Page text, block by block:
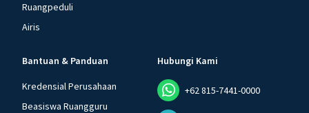
Ruangpeduli
Airis
Bantuan & Panduan
Kredensial Perusahaan
Beasiswa Ruangguru
Hubungi Kami
+62 815-7441-0000